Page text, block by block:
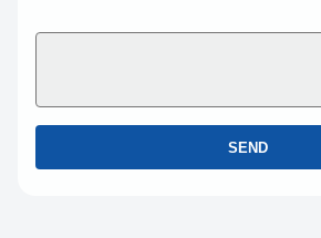
SEND